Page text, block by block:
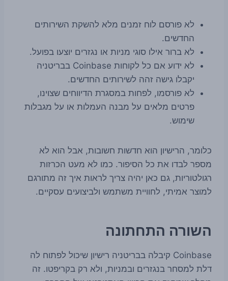
לא פורסם לוח זמנים מלא להשקת השירותים
החדשים.
לא ברור אילו סוגי מניות או נגזרים יוצעו בפועל.
לא ידוע אם כל לקוחות Coinbase בבריטניה
יקבלו גישה זהה לשירותים החדשים.
לא פורסמו, לפחות במסגרת הדיווחים שצוינו,
פרטים מלאים על מבנה העמלות או על מגבלות
שימוש.
כלומר, הרישיון הוא חדשות חשובות, אבל הוא לא
מספר לבדו את כל הסיפור. כמו לא מעט הכרזות
רגולטוריות, גם כאן יהיה צריך לראות איך זה מתורגם
למוצר אמיתי, לחוויית משתמש ולביצועים עסקיים.
השורה התחתונה
Coinbase קיבלה בבריטניה רישיון שיכול לפתוח לה
דלת למסחר בנגזרים ובמניות, ולא רק בקריפטו. זה